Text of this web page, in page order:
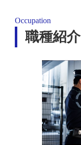
Occupation
職種紹介